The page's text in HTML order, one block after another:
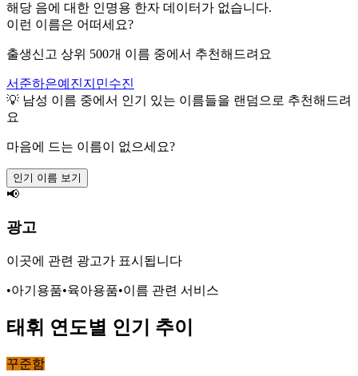
해당 음에 대한 인명용 한자 데이터가 없습니다.
이런 이름은 어떠세요?
출생신고 상위 500개 이름 중에서 추천해드려요
서준하은예진지민수진
💡 남성 이름 중에서 인기 있는 이름들을 랜덤으로 추천해드려
요
마음에 드는 이름이 없으세요?
인기 이름 보기
📢
광고
이곳에 관련 광고가 표시됩니다
•아기용품•육아용품•이름 관련 서비스
태휘 연도별 인기 추이
꾸준함